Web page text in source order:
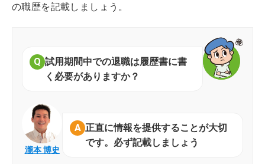
の職歴を記載しましょう。
試用期間中での退職は履歴書に書
く必要がありますか？
瀧本 博史
正直に情報を提供することが大切
です。必ず記載しましょう